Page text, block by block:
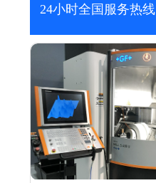
24小时全国服务热线